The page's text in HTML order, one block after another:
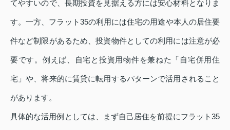
てやすいので、長期投資を見据える方には安心材料となりま
す。一方、フラット35の利用には住宅の用途や本人の居住要
件など制限があるため、投資物件としての利用には注意が必
要です。例えば、自宅と投資用物件を兼ねた「自宅併用住
宅」や、将来的に賃貸に転用するパターンで活用されること
があります。
具体的な活用例としては、まず自己居住を前提にフラット35